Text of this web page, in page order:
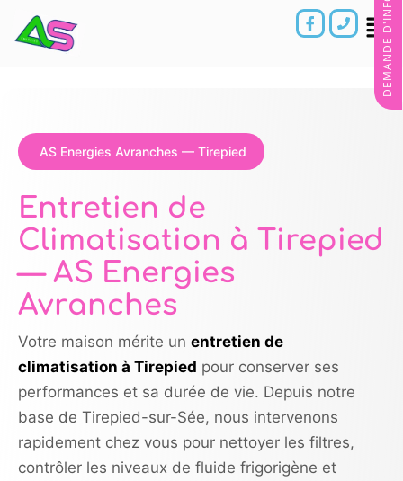
AS Energies Avranches — Tirepied
Entretien de
Climatisation à Tirepied
— AS Energies
Avranches
Votre maison mérite un entretien de
climatisation à Tirepied pour conserver ses
performances et sa durée de vie. Depuis notre
base de Tirepied-sur-Sée, nous intervenons
rapidement chez vous pour nettoyer les filtres,
contrôler les niveaux de fluide frigorigène et